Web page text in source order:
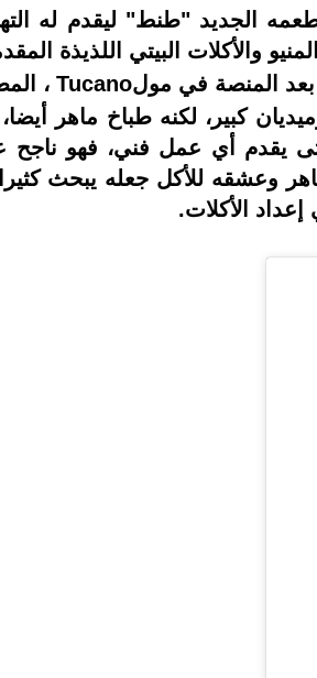
الجديد "طنط" ليقدم له
والأكلات البيتي اللذيذة
Tucano،
كبير، لكنه طباخ ماهر
يقدم أي عمل فني، فهو ناجح
وعشقه للأكل جعله يبحث
الأكلات.